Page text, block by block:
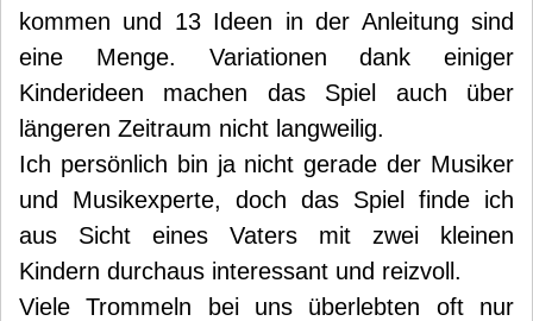
kommen und 13 Ideen in der Anleitung sind
eine Menge. Variationen dank einiger
Kinderideen machen das Spiel auch über
längeren Zeitraum nicht langweilig.
Ich persönlich bin ja nicht gerade der Musiker
und Musikexperte, doch das Spiel finde ich
aus Sicht eines Vaters mit zwei kleinen
Kindern durchaus interessant und reizvoll.
Viele Trommeln bei uns überlebten oft nur